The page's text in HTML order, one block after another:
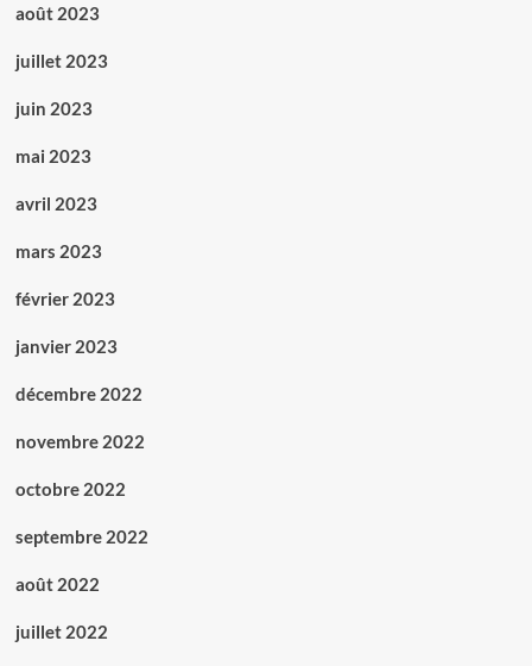
août 2023
juillet 2023
juin 2023
mai 2023
avril 2023
mars 2023
février 2023
janvier 2023
décembre 2022
novembre 2022
octobre 2022
septembre 2022
août 2022
juillet 2022